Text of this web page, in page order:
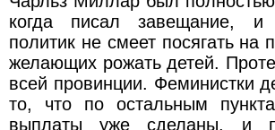
когда писал завещание, и
политик не смеет посягать на
желающих рожать детей.
всей провинции. Феминистки
то, что по остальным
выплаты уже сделаны, и